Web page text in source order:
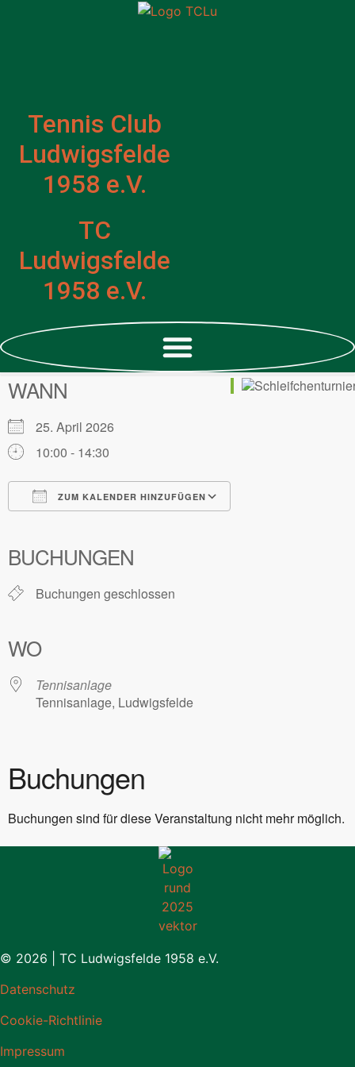
Tennis Club
Ludwigsfelde
1958 e.V.
TC
Ludwigsfelde
1958 e.V.
WANN
25. April 2026
10:00 - 14:30
ZUM KALENDER HINZUFÜGEN
BUCHUNGEN
Buchungen geschlossen
WO
Tennisanlage
Tennisanlage, Ludwigsfelde
Buchungen
Buchungen sind für diese Veranstaltung nicht mehr möglich.
© 2026 | TC Ludwigsfelde 1958 e.V.
Datenschutz
Cookie-Richtlinie
Impressum